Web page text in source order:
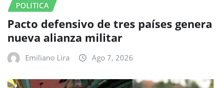
POLITICA
Pacto defensivo de tres países genera
nueva alianza militar
Emiliano Lira Ago 7, 2026